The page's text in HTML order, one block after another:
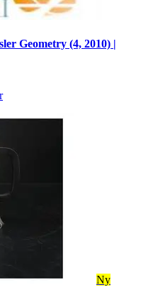
Geometry (4, 2010) |
Ny